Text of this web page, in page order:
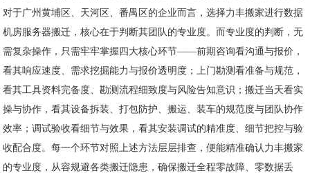
对于广州黄埔区、天河区、番禺区的企业而言，选择力丰搬家进行数据
机房服务器搬迁，核心在于判断其团队的专业度。而专业度的判断，无
需复杂操作，只需牢牢掌握四大核心环节——前期咨询看沟通与报价，
看其响应速度、需求挖掘能力与报价透明度；上门勘测看准备与规范，
看其工具资料完备度、勘测流程细致度与风险告知意识；搬迁当天看实
操与协作，看其设备拆装、打包防护、搬运、装车的规范度与团队协作
效率；调试验收看细节与效果，看其安装调试的精准度、细节把控与验
收配合度。每一个环节对照上述方法层层排查，便能精准确认力丰搬家
的专业度，从容规避各类搬迁隐患，确保搬迁全程零故障、零数据丢